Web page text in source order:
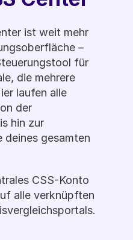
ist weit mehr
–
für
die mehrere
laufen alle
der
hin zur
deines gesamten
CSS-Konto
alle verknüpften